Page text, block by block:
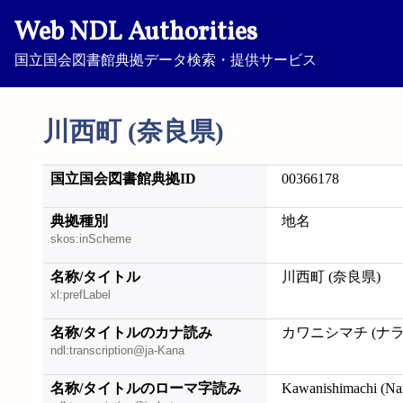
Web NDL Authorities
国立国会図書館典拠データ検索・提供サービス
川西町 (奈良県)
国立国会図書館典拠ID 00366178
典拠種別
skos:inScheme
地名
名称/タイトル
xl:prefLabel
川西町 (奈良県)
名称/タイトルのカナ読み
ndl:transcription@ja-Kana
カワニシマチ (ナ
名称/タイトルのローマ字読み Kawanishimachi